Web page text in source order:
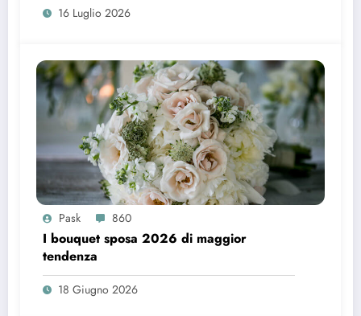
16 Luglio 2026
Pask 860
I bouquet sposa 2026 di maggior
tendenza
18 Giugno 2026